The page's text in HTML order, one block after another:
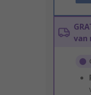
van